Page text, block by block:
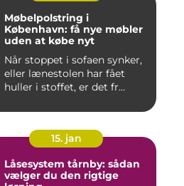
Møbelpolstring i
København: få nye møbler
uden at købe nyt
Når stoppet i sofaen synker,
eller lænestolen har fået
huller i stoffet, er det fr...
15. jan
Låsesystem tårnby: sådan
vælger du den rigtige